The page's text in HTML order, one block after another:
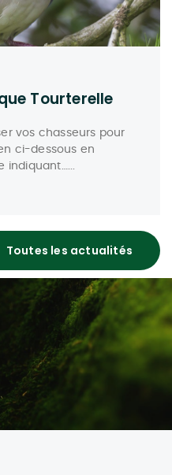
Tourterelle
vos chasseurs pour
ci-dessous en
indiquant…...
Toutes les actualités